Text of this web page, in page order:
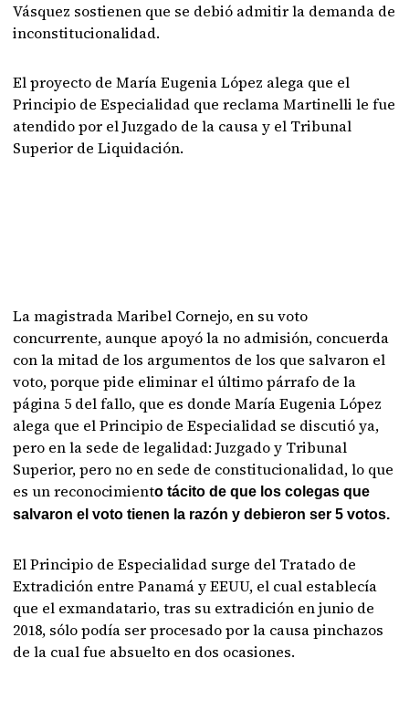
Vásquez sostienen que se debió admitir la demanda de
inconstitucionalidad.
El proyecto de María Eugenia López alega que el
Principio de Especialidad que reclama Martinelli le fue
atendido por el Juzgado de la causa y el Tribunal
Superior de Liquidación.
La magistrada Maribel Cornejo, en su voto
concurrente, aunque apoyó la no admisión, concuerda
con la mitad de los argumentos de los que salvaron el
voto, porque pide eliminar el último párrafo de la
página 5 del fallo, que es donde María Eugenia López
alega que el Principio de Especialidad se discutió ya,
pero en la sede de legalidad: Juzgado y Tribunal
Superior, pero no en sede de constitucionalidad, lo que
es un reconocimiento tácito de que los colegas que
salvaron el voto tienen la razón y debieron ser 5 votos.
El Principio de Especialidad surge del Tratado de
Extradición entre Panamá y EEUU, el cual establecía
que el exmandatario, tras su extradición en junio de
2018, sólo podía ser procesado por la causa pinchazos
de la cual fue absuelto en dos ocasiones.